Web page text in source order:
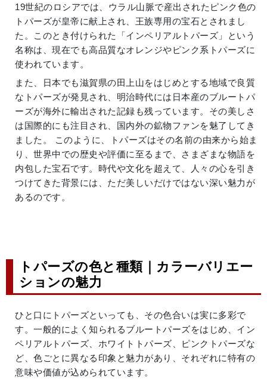
19世紀のロシアでは、ウラル山脈で産出されたピンク色の
トパーズが皇帝に献上され、王族専用の宝石とされまし
た。このとき付けられた「インペリアルトパーズ」という
名称は、現在でも高品質なオレンジやピンク系トパーズに
使われています。
また、日本でも滋賀県の田上山をはじめとする地域で良質
なトパーズが発見され、明治時代には日本産のブルートパ
ーズが海外に輸出された記録も残っています。その美しさ
は国際的にも注目され、国内外の鉱物ファンを魅了してき
ました。 このように、トパーズはその名前の由来から始ま
り、世界中での歴史や評価に至るまで、さまざまな物語を
内包した宝石です。時代や文化を超えて、人々の心を引き
つけてきた背景には、ただ美しいだけではない深い魅力が
あるのです。
トパーズの色と種類｜カラーバリエー
ションの魅力
ひと口にトパーズといっても、その色合いは実に多彩で
す。一般的によく知られるブルートパーズをはじめ、イン
ペリアルトパーズ、ホワイトトパーズ、ピンクトパーズな
ど、色ごとに異なる印象と魅力があり、それぞれに特有の
意味や価値が込められています。